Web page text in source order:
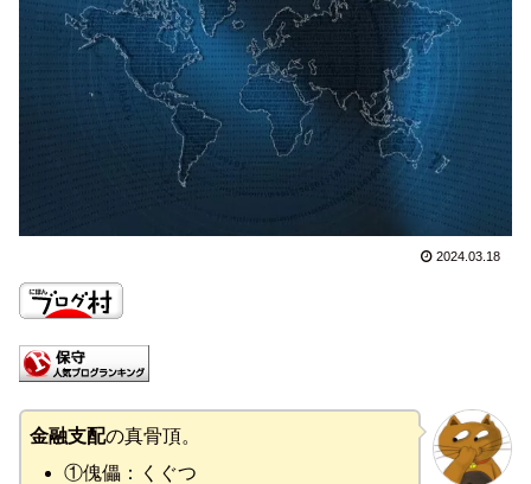
2024.03.18
金融支配の真骨頂。
①傀儡：くぐつ